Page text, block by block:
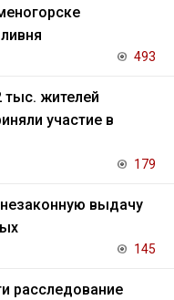
493
тыс. жителей
участие в
179
выдачу
145
расследование